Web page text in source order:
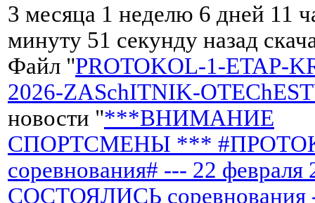
3 месяца 1 неделю 6 дней 11
минуту 51 секунду назад
Файл "PROTOKOL-1-ETAP-
2026-ZASchITNIK-
новости "***ВНИМАНИЕ
СПОРТСМЕНЫ ***
соревнования# --- 22 февраля
СОСТОЯЛИСЬ